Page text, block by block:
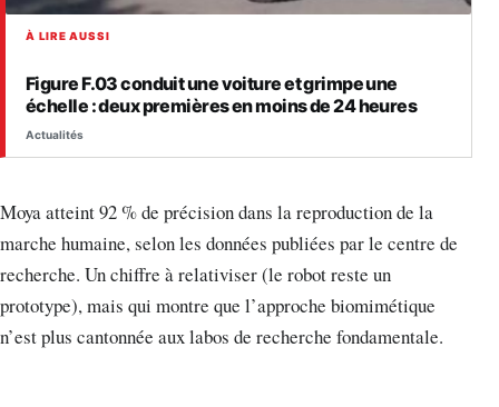
À LIRE AUSSI
Figure F.03 conduit une voiture et grimpe une
échelle : deux premières en moins de 24 heures
Actualités
Moya atteint 92 % de précision dans la reproduction de la
marche humaine, selon les données publiées par le centre de
recherche. Un chiffre à relativiser (le robot reste un
prototype), mais qui montre que l’approche biomimétique
n’est plus cantonnée aux labos de recherche fondamentale.